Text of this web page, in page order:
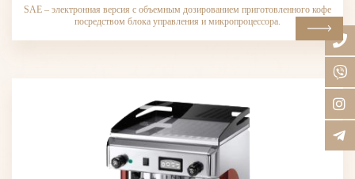
SAE – электронная версия с объемным дозированием приготовленного кофе
посредством блока управления и микропроцессора.